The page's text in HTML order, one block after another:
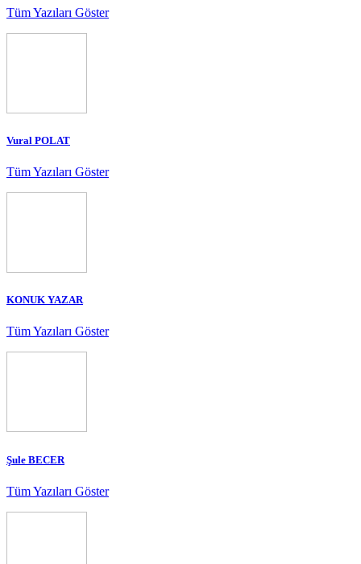
Tüm Yazıları Göster
Vural POLAT
Tüm Yazıları Göster
KONUK YAZAR
Tüm Yazıları Göster
Şule BECER
Tüm Yazıları Göster